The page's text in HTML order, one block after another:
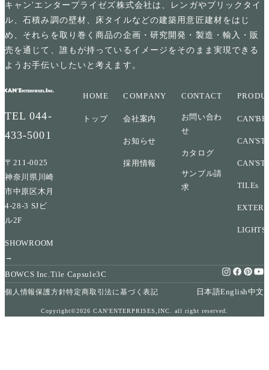
キャン'エンタープライゼズ株式会社は、レンガやブリックタイ
ル、石積み調の壁材、床タイルなどの建築用意匠建材をはじ
め、それらを取り巻く商品の企画・研究開発・製造・輸入・販
売を通じて、誰もが持っているイメージをそのまま実現できる
ようお手伝いしたいと考えます。
TEL044-
433-5001
〒211-0025
神奈川県川崎
市中原区木月
4-28-3 SJビ
ル2F
SHOWROOM
→
HOME
トップ
COMPANY
会社案内
お知らせ
採用情報
CONTACT
お問い合わ
せ
カタログ
サンプル請
求
TILEs
LIGHTS
BOWCS Inc.Tile Capsule3C
個人情報保護方針特定商取引法に基づく表記 日本語English中文
Copyright©2026 CAN'ENTERPRISES,INC. all right reserved.